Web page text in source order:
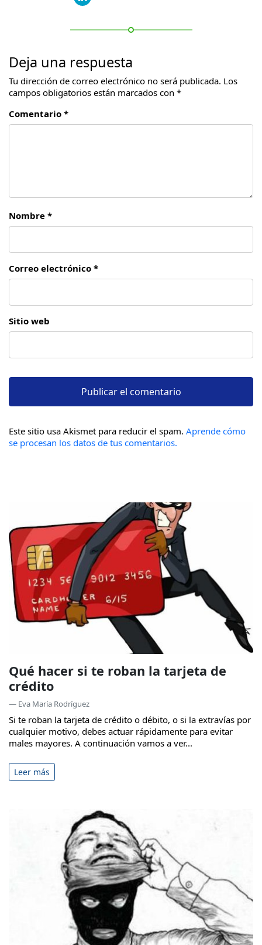
Deja una respuesta
Tu dirección de correo electrónico no será publicada. Los
campos obligatorios están marcados con *
Comentario *
Nombre *
Correo electrónico *
Sitio web
Este sitio usa Akismet para reducir el spam. Aprende cómo
se procesan los datos de tus comentarios.
Qué hacer si te roban la tarjeta de
crédito
— Eva María Rodríguez
Si te roban la tarjeta de crédito o débito, o si la extravías por
cualquier motivo, debes actuar rápidamente para evitar
males mayores. A continuación vamos a ver...
Leer más